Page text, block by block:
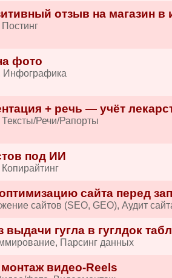
отзыв на магазин в
фото
Инфографика
+ речь — учёт
Тексты/Речи/Рапорты
под ИИ
сайта перед
сайтов (SEO, GEO), Аудит
гугла в гуглдок
Парсинг данных
видео-Reels